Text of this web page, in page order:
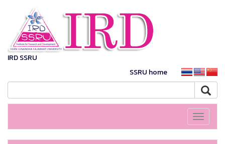
IRD SSRU
SSRU home
Toggle